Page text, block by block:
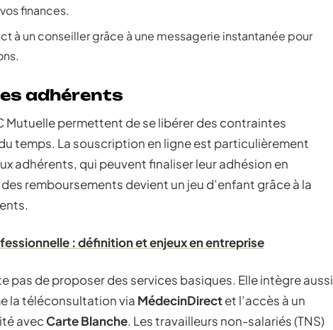
finances.
à un conseiller grâce à une messagerie instantanée pour
adhérents
Mutuelle permettent de se libérer des contraintes
temps. La souscription en ligne est particulièrement
adhérents, qui peuvent finaliser leur adhésion en
remboursements devient un jeu d’enfant grâce à la
: définition et enjeux en entreprise
pas de proposer des services basiques. Elle intègre aussi
la téléconsultation via MédecinDirectet l’accès à un
avecCarte Blanche. Les travailleurs non-salariés (TNS)